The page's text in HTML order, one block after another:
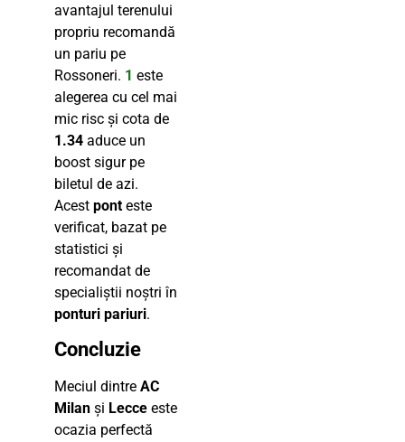
avantajul terenului
propriu recomandă
un pariu pe
Rossoneri. 1 este
alegerea cu cel mai
mic risc și cota de
1.34 aduce un
boost sigur pe
biletul de azi.
Acest pont este
verificat, bazat pe
statistici și
recomandat de
specialiștii noștri în
ponturi pariuri.
Concluzie
Meciul dintre AC
Milan și Lecce este
ocazia perfectă